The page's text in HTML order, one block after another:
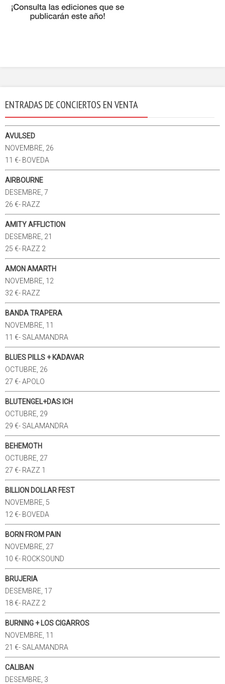
ENTRADAS DE CONCIERTOS EN VENTA
AVULSED
NOVEMBRE, 26
11 €- BOVEDA
AIRBOURNE
DESEMBRE, 7
26 €- RAZZ
AMITY AFFLICTION
DESEMBRE, 21
25 €- RAZZ 2
AMON AMARTH
NOVEMBRE, 12
32 €- RAZZ
BANDA TRAPERA
NOVEMBRE, 11
11 €- SALAMANDRA
BLUES PILLS + KADAVAR
OCTUBRE, 26
27 €- APOLO
BLUTENGEL+DAS ICH
OCTUBRE, 29
29 €- SALAMANDRA
BEHEMOTH
OCTUBRE, 27
27 €- RAZZ 1
BILLION DOLLAR FEST
NOVEMBRE, 5
12 €- BOVEDA
BORN FROM PAIN
NOVEMBRE, 27
10 €- ROCKSOUND
BRUJERIA
DESEMBRE, 17
18 €- RAZZ 2
BURNING + LOS CIGARROS
NOVEMBRE, 11
21 €- SALAMANDRA
CALIBAN
DESEMBRE, 3